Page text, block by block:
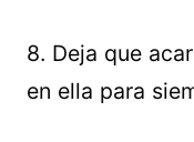
8. Deja que
en ella para